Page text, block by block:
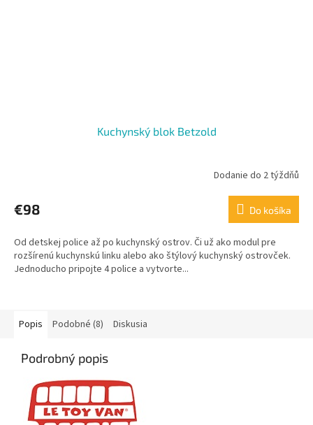
Kuchynský blok Betzold
Dodanie do 2 týždňů
€98 Do košíka
Od detskej police až po kuchynský ostrov. Či už ako modul pre
rozšírenú kuchynskú linku alebo ako štýlový kuchynský ostrovček.
Jednoducho pripojte 4 police a vytvorte...
Popis Podobné (8) Diskusia
Podrobný popis